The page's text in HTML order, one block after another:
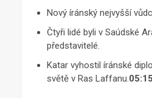
Nový íránský nejvyšší
Čtyři lidé byli v Saúdské
představitelé.
Katar vyhostil íránské
světě v Ras Laffanu.